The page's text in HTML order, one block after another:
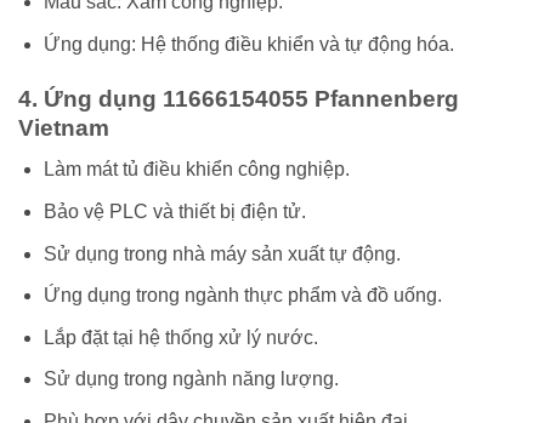
Ứng dụng: Hệ thống điều khiển và tự động hóa.
4. Ứng dụng 11666154055 Pfannenberg
Vietnam
Làm mát tủ điều khiển công nghiệp.
Bảo vệ PLC và thiết bị điện tử.
Sử dụng trong nhà máy sản xuất tự động.
Ứng dụng trong ngành thực phẩm và đồ uống.
Lắp đặt tại hệ thống xử lý nước.
Sử dụng trong ngành năng lượng.